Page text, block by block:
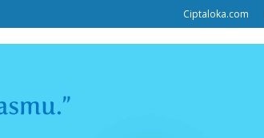
Ciptaloka.com